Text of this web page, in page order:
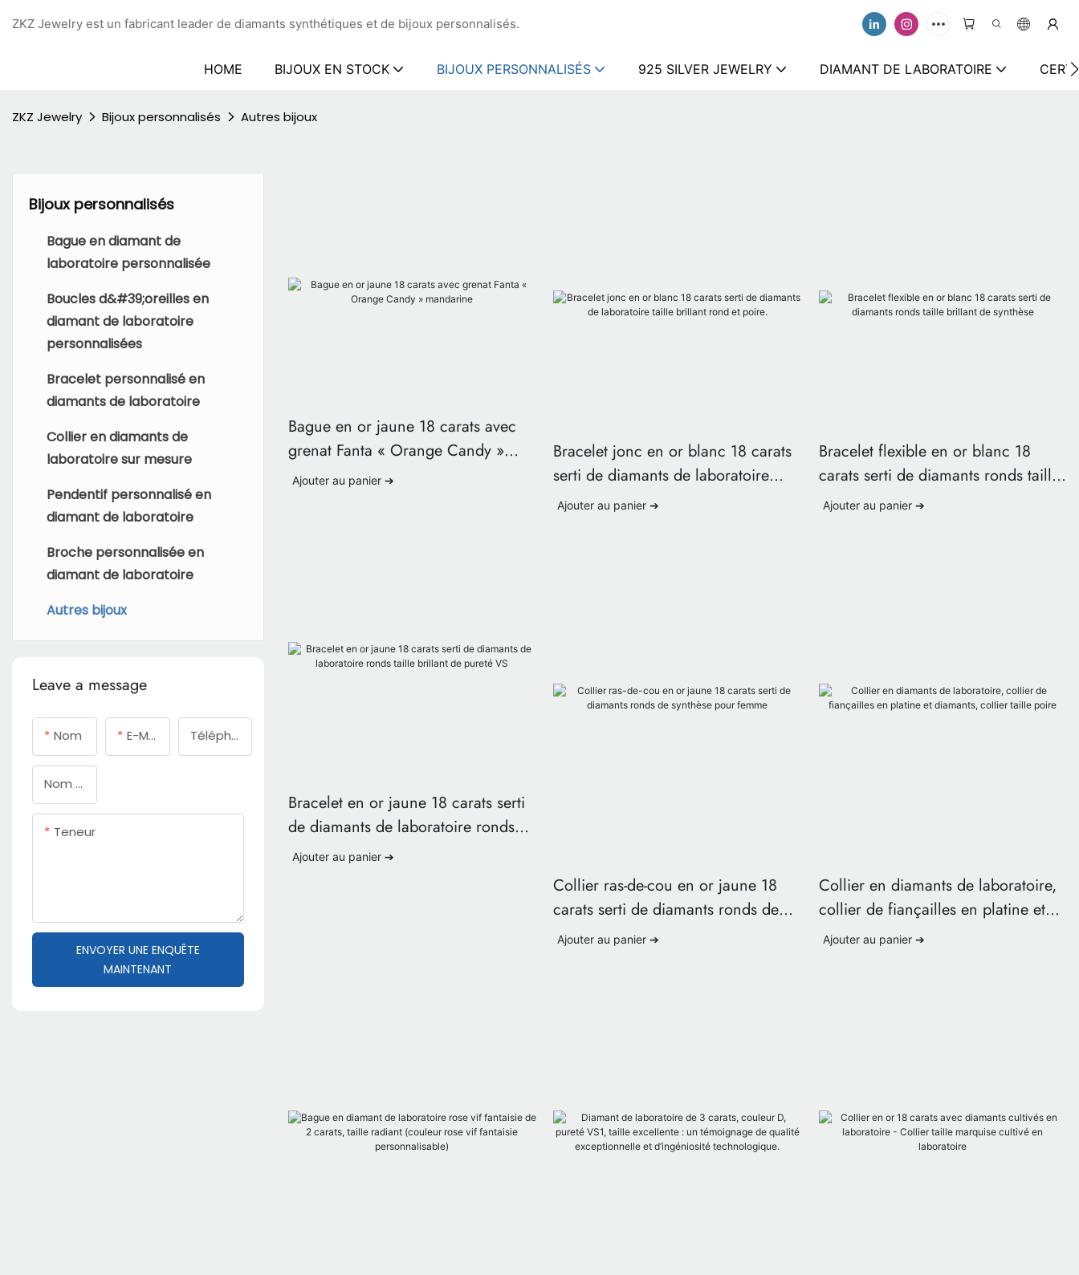
ZKZ Jewelry est un fabricant leader de diamants synthétiques et de bijoux personnalisés.
HOME BIJOUX EN STOCK BIJOUX PERSONNALISÉS 925 SILVER JEWELRY DIAMANT DE LABORATOIRE
ZKZ Jewelry Bijoux personnalisés Autres bijoux
Bague en or jaune 18 carats avec
grenat Fanta « Orange Candy »
mandarine
Ajouter au panier ➔
Bracelet jonc en or blanc 18 carats
serti de diamants de laboratoire
taille brillant rond et poire.
Ajouter au panier ➔
Bracelet flexible en or blanc 18
carats serti de diamants ronds taille
brillant de synthèse
Ajouter au panier ➔
Bracelet en or jaune 18 carats serti
de diamants de laboratoire ronds
taille brillant de pureté VS
Ajouter au panier ➔
Collier ras-de-cou en or jaune 18
carats serti de diamants ronds de
synthèse pour femme
Ajouter au panier ➔
Collier en diamants de laboratoire,
collier de fiançailles en platine et
diamants, collier taille poire
Ajouter au panier ➔
Bijoux personnalisés
Bague en diamant de
laboratoire personnalisée
Boucles d&#39;oreilles en
diamant de laboratoire
personnalisées
Bracelet personnalisé en
diamants de laboratoire
Collier en diamants de
laboratoire sur mesure
Pendentif personnalisé en
diamant de laboratoire
Broche personnalisée en
diamant de laboratoire
Autres bijoux
Leave a message
Nom E-Mail Téléphone/WhatsApp
Nom De L'entreprise
Teneur
ENVOYER UNE ENQUÊTE
MAINTENANT